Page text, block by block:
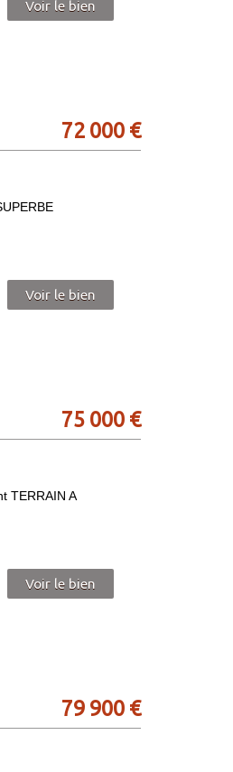
Voir le bien
72 000 €
Voir le bien
75 000 €
TERRAIN A
Voir le bien
79 900 €